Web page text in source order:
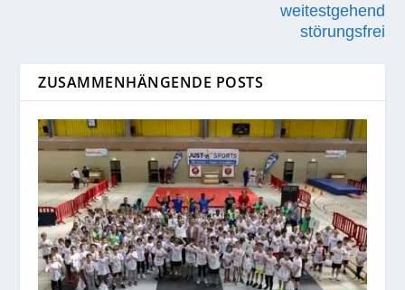
weitestgehend
störungsfrei
ZUSAMMENHÄNGENDE POSTS